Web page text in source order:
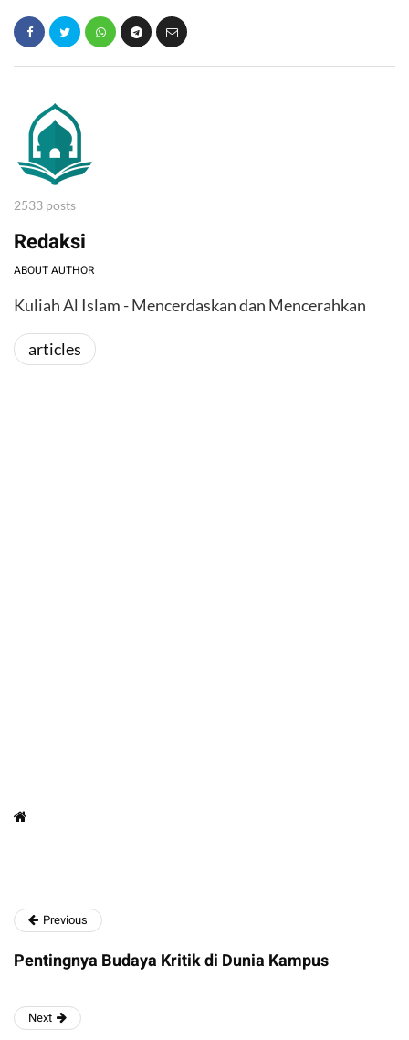
2533 posts
Redaksi
ABOUT AUTHOR
Kuliah Al Islam - Mencerdaskan dan Mencerahkan
articles
Previous
Pentingnya Budaya Kritik di Dunia Kampus
Next